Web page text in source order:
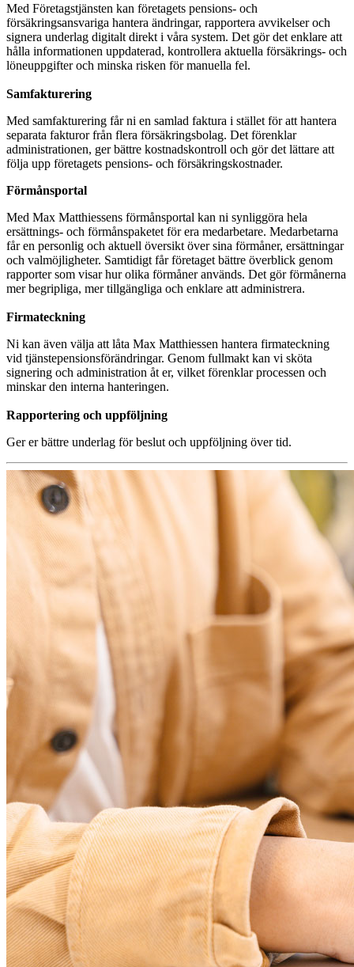
Med Företagstjänsten kan företagets pensions- och
försäkringsansvariga hantera ändringar, rapportera avvikelser och
signera underlag digitalt direkt i våra system. Det gör det enklare att
hålla informationen uppdaterad, kontrollera aktuella försäkrings- och
löneuppgifter och minska risken för manuella fel.
Samfakturering
Med samfakturering får ni en samlad faktura i stället för att hantera
separata fakturor från flera försäkringsbolag. Det förenklar
administrationen, ger bättre kostnadskontroll och gör det lättare att
följa upp företagets pensions- och försäkringskostnader.
Förmånsportal
Med Max Matthiessens förmånsportal kan ni synliggöra hela
ersättnings- och förmånspaketet för era medarbetare. Medarbetarna
får en personlig och aktuell översikt över sina förmåner, ersättningar
och valmöjligheter. Samtidigt får företaget bättre överblick genom
rapporter som visar hur olika förmåner används. Det gör förmånerna
mer begripliga, mer tillgängliga och enklare att administrera.
Firmateckning
Ni kan även välja att låta Max Matthiessen hantera firmateckning
vid tjänstepensionsförändringar. Genom fullmakt kan vi sköta
signering och administration åt er, vilket förenklar processen och
minskar den interna hanteringen.
Rapportering och uppföljning
Ger er bättre underlag för beslut och uppföljning över tid.